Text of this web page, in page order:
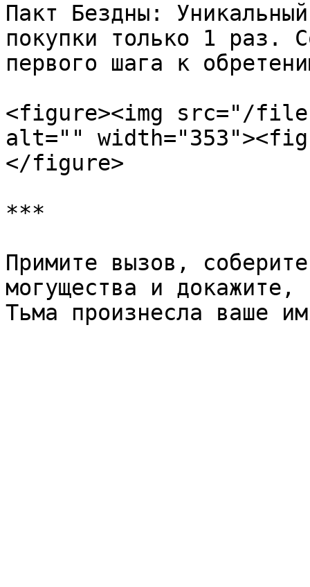
Пакт Бездны:
покупки только 1 раз.
первого шага к
<figure><img src="/
alt=""
</figure>
***
Примите вызов,
могущества и